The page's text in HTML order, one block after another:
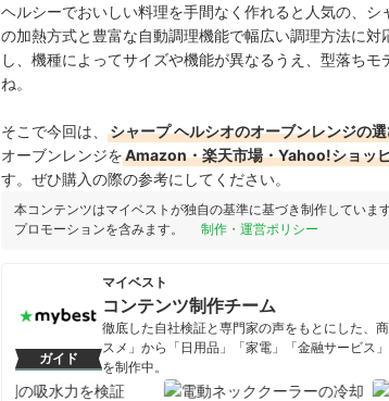
ヘルシーでおいしい料理を手間なく作れると人気の、
の加熱方式と豊富な自動調理機能で幅広い調理方法に
し、機種によってサイズや機能が異なるうえ、型落ち
ね。
そこで今回は、 シャープ ヘルシオのオーブンレンジの
オーブンレンジをAmazon・楽天市場・Yahoo!ショッ
す。ぜひ購入の際の参考にしてください。
本コンテンツはマイベストが独自の基準に基づき制作しています
プロモーションを含みます。
制作・運営ポリシー
ガイド
マイベスト
コンテンツ制作チーム
徹底した自社検証と専門家の声をもとにした、
スメ」から「日用品」「家電」「金融サービス
を制作中。
コンテンツ制作チームのプロフィール